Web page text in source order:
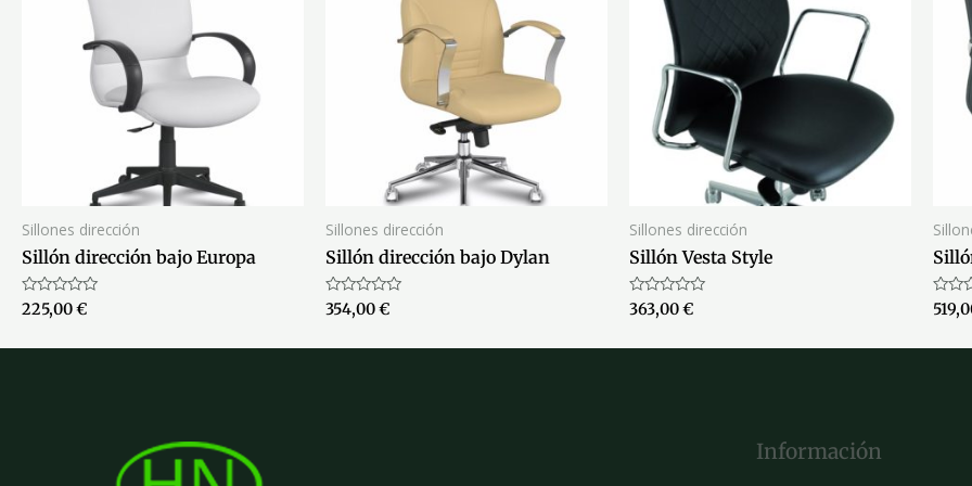
Sillones dirección
Sillón dirección bajo Europa
Valorado
con
de
225,00€
Sillones dirección
Sillón dirección bajo Dylan
Valorado
con
de
354,00€
Sillones dirección
Sillón Vesta Style
Valorado
con
de
363,00€
con
de
Información